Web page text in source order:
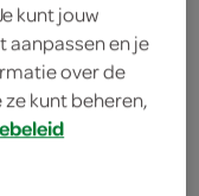
kunt jouw
en je
over de
kunt beheren,